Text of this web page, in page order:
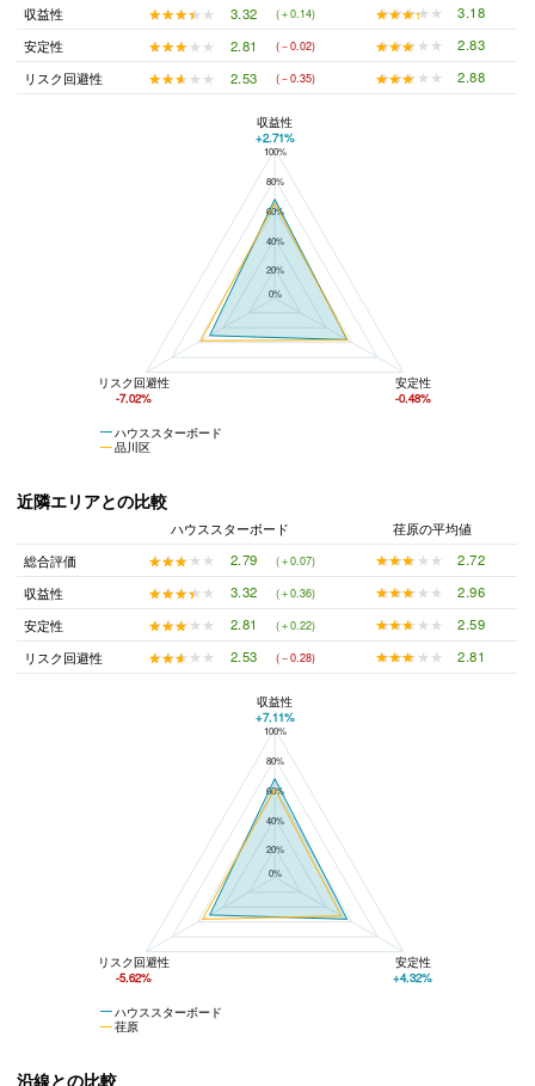
収益性
★★★★★
★★★★★ 3.32 (＋0.14) ★★★★★
★★★★★
3.18
安定性
★★★★★
★★★★★ 2.81 (－0.02) ★★★★★
★★★★★
2.83
リスク回避性
★★★★★
★★★★★ 2.53 (－0.35) ★★★★★
★★★★★ 2.88
ハウススターボードと品川区の平均値の総合評価の比較
100%
80%
60%
40%
20%
0%
ハウススターボード
品川区
収益性
+2.71%
リスク回避性
-7.02%
安定性
-0.48%
近隣エリアとの比較
ハウススターボード
荏原の平均値
総合評価
★★★★★
★★★★★ 2.79 (＋0.07) ★★★★★
★★★★★
2.72
収益性
★★★★★
★★★★★ 3.32 (＋0.36) ★★★★★
★★★★★
2.96
安定性
★★★★★
★★★★★ 2.81 (＋0.22) ★★★★★
★★★★★
2.59
リスク回避性
★★★★★
★★★★★ 2.53 (－0.28) ★★★★★
★★★★★ 2.81
ハウススターボードと荏原の平均値の総合評価の比較
100%
80%
60%
40%
20%
0%
ハウススターボード
荏原
収益性
+7.11%
リスク回避性
-5.62%
安定性
+4.32%
沿線との比較